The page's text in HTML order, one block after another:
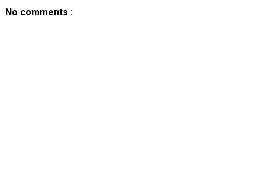
No comments :